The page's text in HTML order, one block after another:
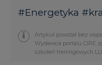
#Energetyka #
Artykuł powstał bez
Wydawca portalu CIRE
szkoleń treningowych